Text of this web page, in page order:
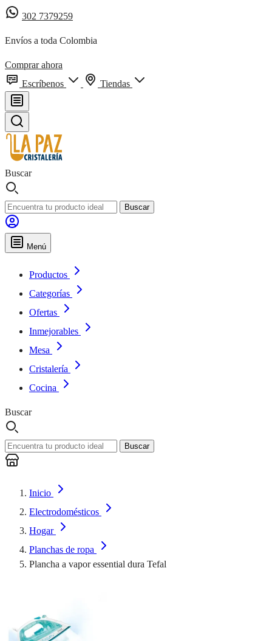
302 7379259
Envíos a toda Colombia
Comprar ahora
Escríbenos
Tiendas
Buscar
Buscar
Menú
Productos
Categorías
Ofertas
Inmejorables
Mesa
Cristalería
Cocina
Buscar
Buscar
Inicio
Electrodomésticos
Hogar
Planchas de ropa
Plancha a vapor essential dura Tefal